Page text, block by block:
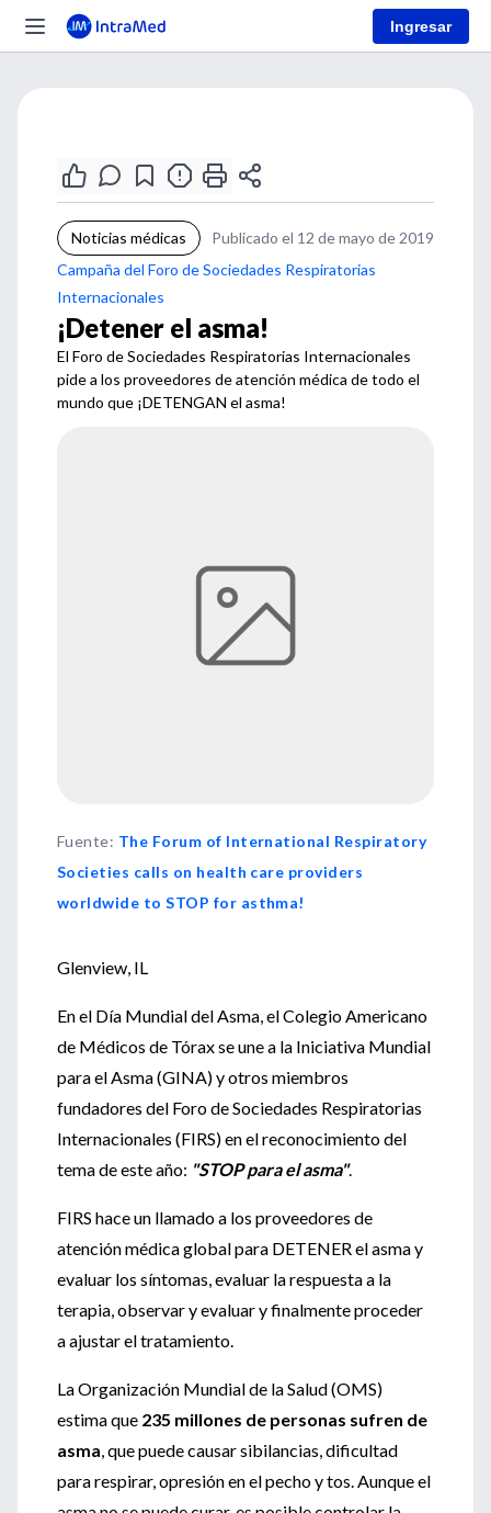
Ingresar
Noticias médicas
Publicado el 12 de mayo de 2019
Campaña del Foro de Sociedades Respiratorias
Internacionales
¡Detener el asma!
El Foro de Sociedades Respiratorias Internacionales
pide a los proveedores de atención médica de todo el
mundo que ¡DETENGAN el asma!
Fuente: The Forum of International Respiratory
Societies calls on health care providers
worldwide to STOP for asthma!
Glenview, IL
En el Día Mundial del Asma, el Colegio Americano
de Médicos de Tórax se une a la Iniciativa Mundial
para el Asma (GINA) y otros miembros
fundadores del Foro de Sociedades Respiratorias
Internacionales (FIRS) en el reconocimiento del
tema de este año: "STOP para el asma".
FIRS hace un llamado a los proveedores de
atención médica global para DETENER el asma y
evaluar los síntomas, evaluar la respuesta a la
terapia, observar y evaluar y finalmente proceder
a ajustar el tratamiento.
La Organización Mundial de la Salud (OMS)
estima que 235 millones de personas sufren de
asma, que puede causar sibilancias, dificultad
para respirar, opresión en el pecho y tos. Aunque el